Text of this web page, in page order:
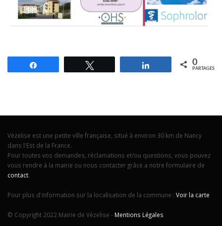
Partagez 0
PARTAGES
Vézelise est une petite ville française, situé à environ 30 km de Nancy
dans l'Est de la France.
Pour toutes vos demandes, réclamations et/ou questions, vous pouvez
vous rendre à la mairie ou nous contacter grâce a notre formulaire de
contact.
Pour plus d'information sur la localisation de la commune : Voir la carte
© Copyright 2022 Mairie de Vézelise - Mentions Légales